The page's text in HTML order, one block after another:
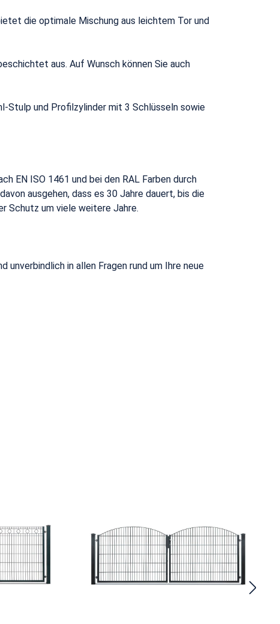
die optimale Mischung aus leichtem Tor und
aus. Auf Wunsch können Sie auch
Stulp und Profilzylinder mit 3 Schlüsseln sowie
EN ISO 1461 und bei den RAL Farben durch
ausgehen, dass es 30 Jahre dauert, bis die
Schutz um viele weitere Jahre.
in allen Fragen rund um Ihre neue